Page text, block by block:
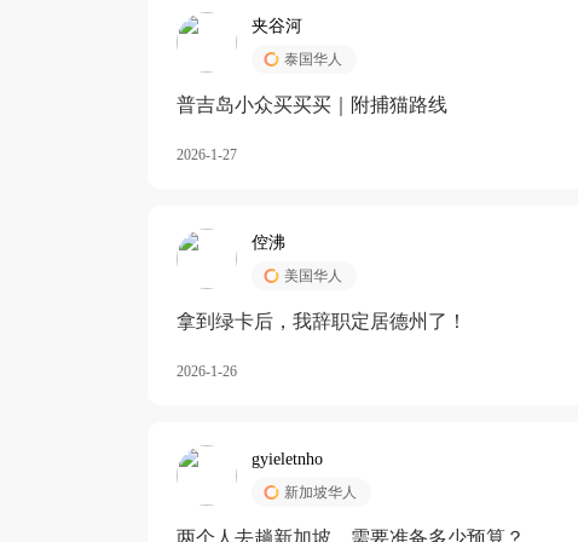
夹谷河
泰国华人
️普吉岛小众买买买｜附捕猫路线
2026-1-27
倥沸
美国华人
拿到绿卡后，我辞职定居德州了！
2026-1-26
gyieletnho
新加坡华人
两个人去趟新加坡，需要准备多少预算？